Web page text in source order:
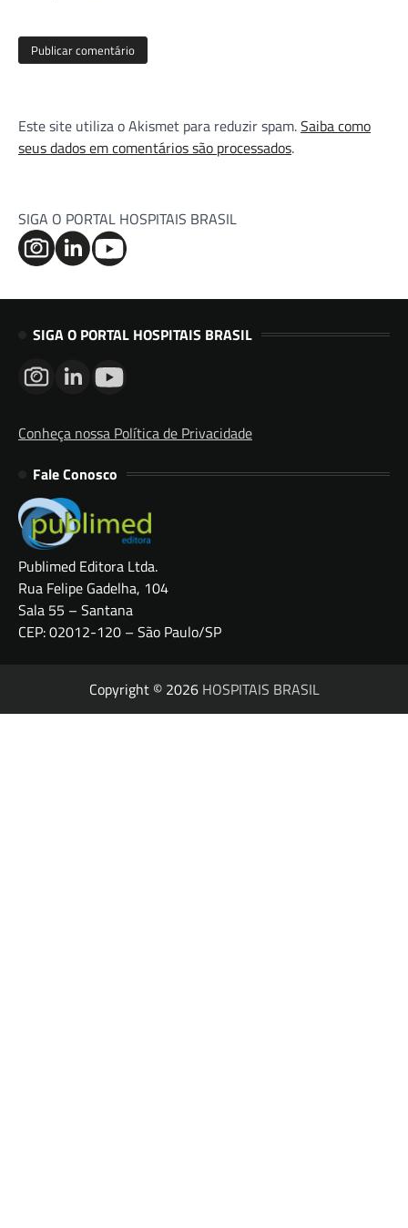
Este site utiliza o Akismet para reduzir spam.Saiba como
seus dados em comentários são processados.
SIGA O PORTAL HOSPITAIS BRASIL
SIGA O PORTAL HOSPITAIS BRASIL
Conheça nossa Política de Privacidade
Fale Conosco
Publimed Editora Ltda.
Rua Felipe Gadelha, 104
Sala 55 – Santana
CEP: 02012-120 – São Paulo/SP
Copyright © 2026 HOSPITAIS BRASIL